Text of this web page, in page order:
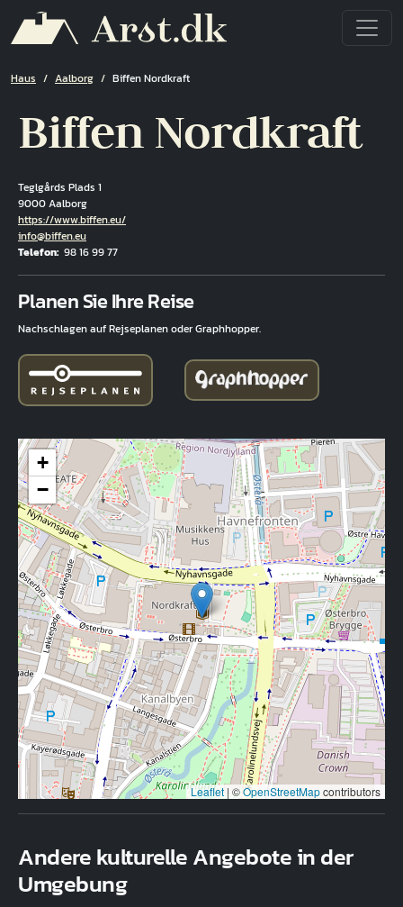
Pfadnavigation
Haus Aalborg Biffen Nordkraft
Biffen Nordkraft
Teglgårds Plads 1
9000 Aalborg
Hjemmeside
https://www.biffen.eu/
E-Mail
info@biffen.eu
Telefon 98 16 99 77
Planen Sie Ihre Reise
Nachschlagen auf Rejseplanen oder Graphhopper.
+
−
Leaflet | ©OpenStreetMapcontributors
Andere kulturelle Angebote in der
Umgebung